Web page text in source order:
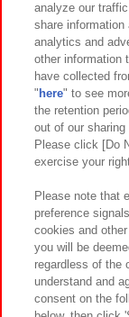
イベント・キ
関連会社
プライバシーポリ
お取引先
カスタマーハラス
analyze our
share
analytics and
other information
have collected
" here" to see
the retention
out of our
Please click [Do
exercise your
Please note that
preference
cookies and
you will be
regardless of the
understand and
consent on the